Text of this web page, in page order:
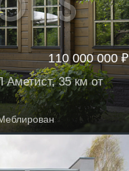
110 000 000 ₽
Аметист, 35 км от